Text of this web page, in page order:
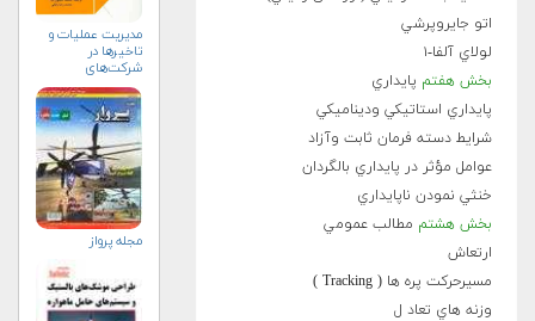
اتو جايروپرشي
لولاي آلفا-۱
بخش هفتم پايداري
پايداري استاتيكي وديناميكي
شرايط دسته فرمان ثابت وآزاد
عوامل مؤثر در پايداري بالگردان
خنثي نمودن ناپايداري
بخش هشتم مطالب عمومي
ارتعاش
مسيرحرکت پره ها ( Tracking )
وزنه هاي تعاد ل
مدیریت عملیات و
تاخیرها در
شرکت‌های
هواپیمایی
مجله پرواز